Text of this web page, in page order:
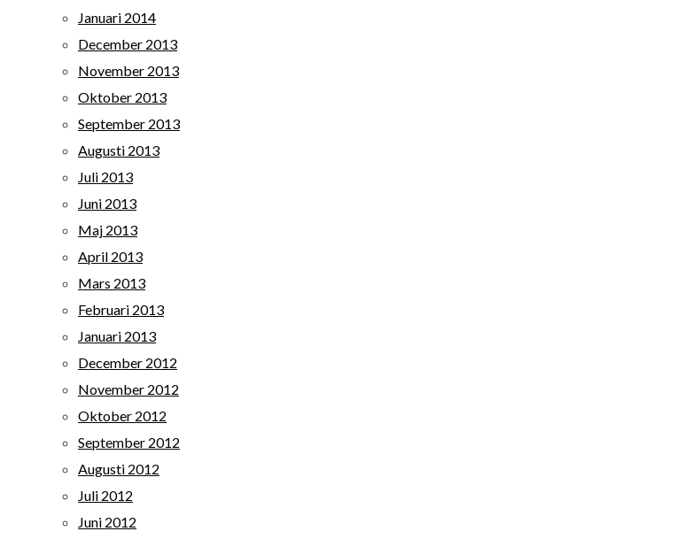
Januari 2014
December 2013
November 2013
Oktober 2013
September 2013
Augusti 2013
Juli 2013
Juni 2013
Maj 2013
April 2013
Mars 2013
Februari 2013
Januari 2013
December 2012
November 2012
Oktober 2012
September 2012
Augusti 2012
Juli 2012
Juni 2012